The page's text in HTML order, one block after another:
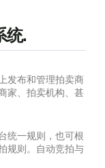
统.
发布和管理拍卖商
家、拍卖机构、甚
统一规则，也可根
规则。自动竞拍与